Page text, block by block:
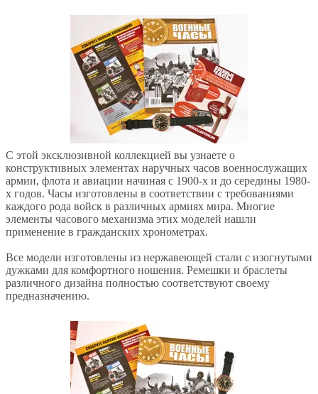
С этой эксклюзивной коллекцией вы узнаете о
конструктивных элементах наручных часов военнослужащих
армии, флота и авиации начиная с 1900-х и до середины 1980-
х годов. Часы изготовлены в соответствии с требованиями
каждого рода войск в различных армиях мира. Многие
элементы часового механизма этих моделей нашли
применение в гражданских хронометрах.
Все модели изготовлены из нержавеющей стали с изогнутыми
дужками для комфортного ношения. Ремешки и браслеты
различного дизайна полностью соответствуют своему
предназначению.